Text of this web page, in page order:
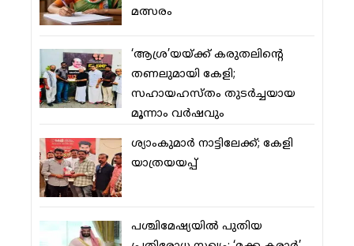
മത്സരം
‘ആശ്ര’യയ്ക്ക് കരുതലിന്റെ
തണലുമായി കേളി;
സഹായഹസ്തം തുടര്‍ച്ചയായ
മൂന്നാം വര്‍ഷവും
ശ്യാംകുമാര്‍ നാട്ടിലേക്ക്; കേളി
യാത്രയയപ്പ്
പശ്ചിമേഷ്യയില്‍ പുതിയ